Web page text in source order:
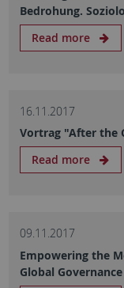
Bedrohung.
Read more
16.11.2017
Vortrag "After the
Read more
09.11.2017
Empowering the
Global